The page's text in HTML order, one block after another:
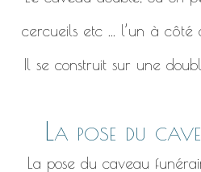
cercueils etc ... l’un à côté
Il se construit sur une
La pose du
La pose du caveau